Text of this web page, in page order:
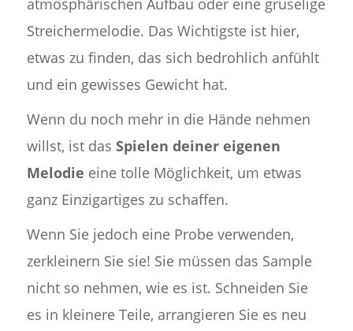
atmosphärischen Aufbau oder eine gruselige
Streichermelodie. Das Wichtigste ist hier,
etwas zu finden, das sich bedrohlich anfühlt
und ein gewisses Gewicht hat.
Wenn du noch mehr in die Hände nehmen
willst, ist das Spielen deiner eigenen
Melodie eine tolle Möglichkeit, um etwas
ganz Einzigartiges zu schaffen.
Wenn Sie jedoch eine Probe verwenden,
zerkleinern Sie sie! Sie müssen das Sample
nicht so nehmen, wie es ist. Schneiden Sie
es in kleinere Teile, arrangieren Sie es neu